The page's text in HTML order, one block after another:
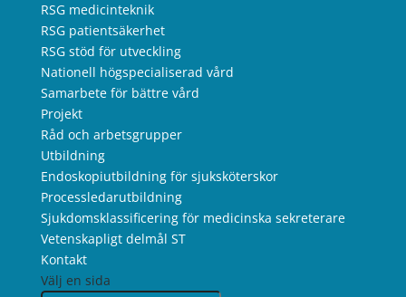
RSG medicinteknik
RSG patientsäkerhet
RSG stöd för utveckling
Nationell högspecialiserad vård
Samarbete för bättre vård
Projekt
Råd och arbetsgrupper
Utbildning
Endoskopiutbildning för sjuksköterskor
Processledarutbildning
Sjukdomsklassificering för medicinska sekreterare
Vetenskapligt delmål ST
Kontakt
Välj en sida